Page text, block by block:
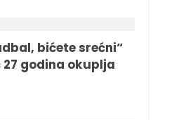
bićete srećni“
godina okuplja